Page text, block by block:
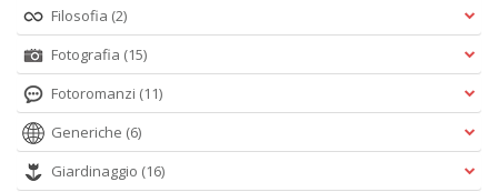
Filosofia (2)
Fotografia (15)
Fotoromanzi (11)
Generiche (6)
Giardinaggio (16)